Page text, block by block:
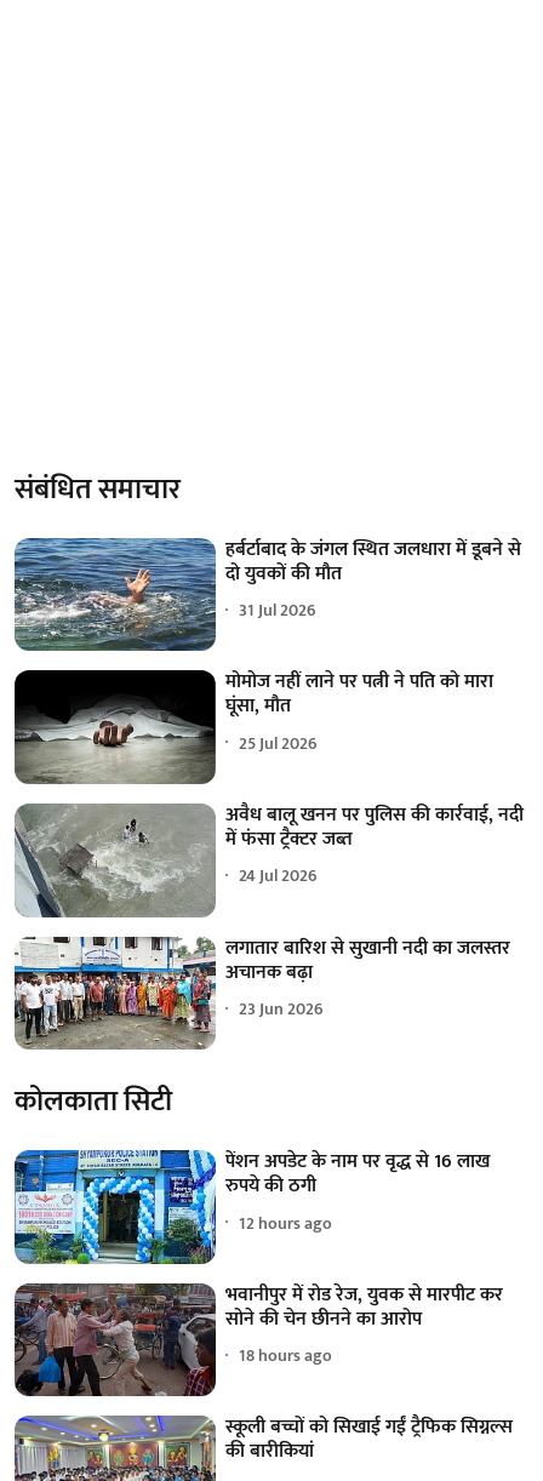
संबंधित समाचार
हर्बर्टाबाद के जंगल स्थित जलधारा में डूबने से
दो युवकों की मौत
31 Jul 2026
मोमोज नहीं लाने पर पत्नी ने पति को मारा
घूंसा, मौत
25 Jul 2026
अवैध बालू खनन पर पुलिस की कार्रवाई, नदी
में फंसा ट्रैक्टर जब्त
24 Jul 2026
लगातार बारिश से सुखानी नदी का जलस्तर
अचानक बढ़ा
23 Jun 2026
कोलकाता सिटी
पेंशन अपडेट के नाम पर वृद्ध से 16 लाख
रुपये की ठगी
12 hours ago
भवानीपुर में रोड रेज, युवक से मारपीट कर
सोने की चेन छीनने का आरोप
18 hours ago
स्कूली बच्चों को सिखाई गईं ट्रैफिक सिग्नल्स
की बारीकियां